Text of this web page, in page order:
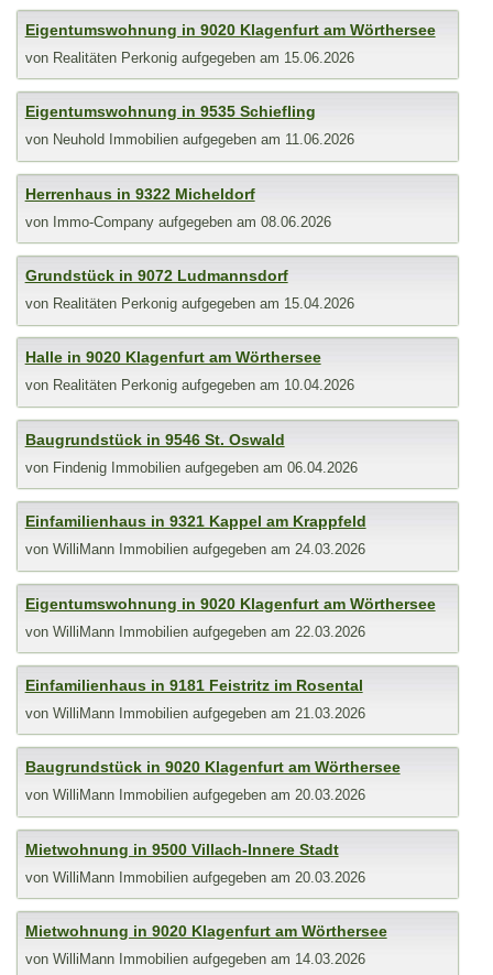
Eigentumswohnung in 9020 Klagenfurt am Wörthersee
von Realitäten Perkonig aufgegeben am 15.06.2026
Eigentumswohnung in 9535 Schiefling
von Neuhold Immobilien aufgegeben am 11.06.2026
Herrenhaus in 9322 Micheldorf
von Immo-Company aufgegeben am 08.06.2026
Grundstück in 9072 Ludmannsdorf
von Realitäten Perkonig aufgegeben am 15.04.2026
Halle in 9020 Klagenfurt am Wörthersee
von Realitäten Perkonig aufgegeben am 10.04.2026
Baugrundstück in 9546 St. Oswald
von Findenig Immobilien aufgegeben am 06.04.2026
Einfamilienhaus in 9321 Kappel am Krappfeld
von WilliMann Immobilien aufgegeben am 24.03.2026
Eigentumswohnung in 9020 Klagenfurt am Wörthersee
von WilliMann Immobilien aufgegeben am 22.03.2026
Einfamilienhaus in 9181 Feistritz im Rosental
von WilliMann Immobilien aufgegeben am 21.03.2026
Baugrundstück in 9020 Klagenfurt am Wörthersee
von WilliMann Immobilien aufgegeben am 20.03.2026
Mietwohnung in 9500 Villach-Innere Stadt
von WilliMann Immobilien aufgegeben am 20.03.2026
Mietwohnung in 9020 Klagenfurt am Wörthersee
von WilliMann Immobilien aufgegeben am 14.03.2026